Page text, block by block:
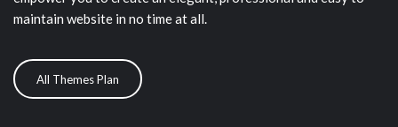
maintain website in no time at all.
All Themes Plan